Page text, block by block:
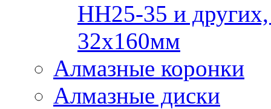
HH25-35 и
32х160мм
Алмазные коронки
Алмазные диски